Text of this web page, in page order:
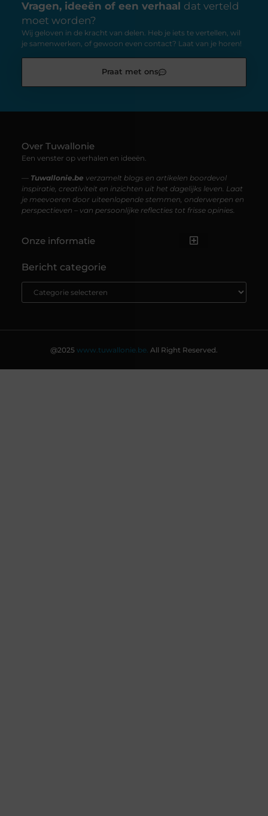
Vragen, ideeën of een verhaal dat verteld
moet worden?
Wij geloven in de kracht van delen. Heb je iets te vertellen, wil
je samenwerken, of gewoon even contact? Laat van je horen!
Praat met ons
Over Tuwallonie
Een venster op verhalen en ideeën.
— Tuwallonie.be verzamelt blogs en artikelen boordevol
inspiratie, creativiteit en inzichten uit het dagelijks leven. Laat
je meevoeren door uiteenlopende stemmen, onderwerpen en
perspectieven – van persoonlijke reflecties tot frisse opinies.
Onze informatie
Bericht categorie
@2025 www.tuwallonie.be. All Right Reserved.